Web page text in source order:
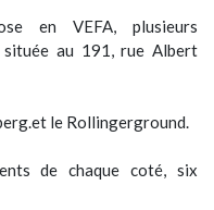
en VEFA, plusieurs
située au 191, rue Albert
le Rollingerground.
de chaque coté, six